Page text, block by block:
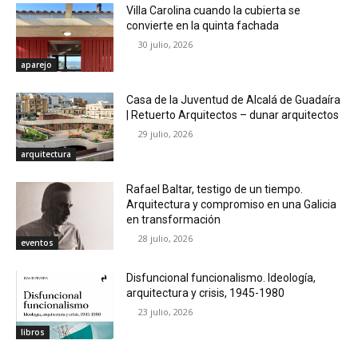
aparejo
Villa Carolina cuando la cubierta se
convierte en la quinta fachada
30 julio, 2026
arquitectura
Casa de la Juventud de Alcalá de Guadaíra
| Retuerto Arquitectos – dunar arquitectos
29 julio, 2026
eventos
Rafael Baltar, testigo de un tiempo.
Arquitectura y compromiso en una Galicia
en transformación
28 julio, 2026
libros
Disfuncional funcionalismo. Ideología,
arquitectura y crisis, 1945-1980
23 julio, 2026